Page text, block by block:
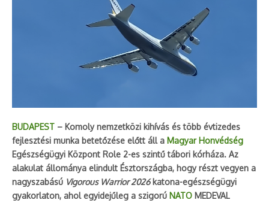
BUDAPEST – Komoly nemzetközi kihívás és több évtizedes
fejlesztési munka betetőzése előtt áll a Magyar Honvédség
Egészségügyi Központ Role 2-es szintű tábori kórháza. Az
alakulat állománya elindult Észtországba, hogy részt vegyen a
nagyszabású Vigorous Warrior 2026katona-egészségügyi
gyakorlaton, ahol egyidejűleg a szigorú NATO MEDEVAL